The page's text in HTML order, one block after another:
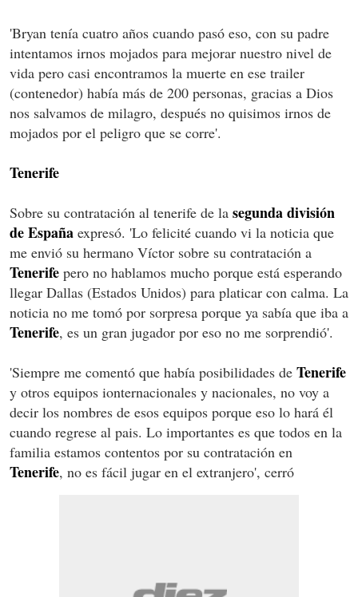
'Bryan tenía cuatro años cuando pasó eso, con su padre
intentamos irnos mojados para mejorar nuestro nivel de
vida pero casi encontramos la muerte en ese trailer
(contenedor) había más de 200 personas, gracias a Dios
nos salvamos de milagro, después no quisimos irnos de
mojados por el peligro que se corre'.
Tenerife
Sobre su contratación al tenerife de la segunda división
de España expresó. 'Lo felicité cuando vi la noticia que
me envió su hermano Víctor sobre su contratación a
Tenerife pero no hablamos mucho porque está esperando
llegar Dallas (Estados Unidos) para platicar con calma. La
noticia no me tomó por sorpresa porque ya sabía que iba a
Tenerife, es un gran jugador por eso no me sorprendió'.
'Siempre me comentó que había posibilidades de Tenerife
y otros equipos ionternacionales y nacionales, no voy a
decir los nombres de esos equipos porque eso lo hará él
cuando regrese al pais. Lo importantes es que todos en la
familia estamos contentos por su contratación en
Tenerife, no es fácil jugar en el extranjero', cerró